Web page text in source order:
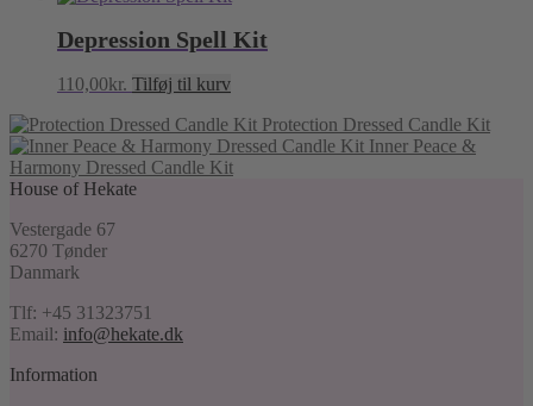
Depression Spell Kit
110,00kr. Tilføj til kurv
Protection Dressed Candle Kit
Inner Peace &
Harmony Dressed Candle Kit
House of Hekate
Vestergade 67
6270 Tønder
Danmark
Tlf: +45 31323751
Email: info@hekate.dk
Information